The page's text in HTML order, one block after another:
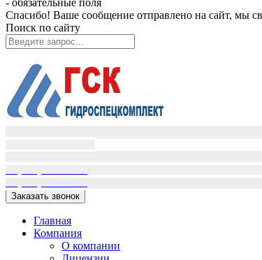
- обязательные поля
Спасибо! Ваше сообщение отправлено на сайт, мы
Поиск по сайту
Заказать звонок
Главная
Компания
О компании